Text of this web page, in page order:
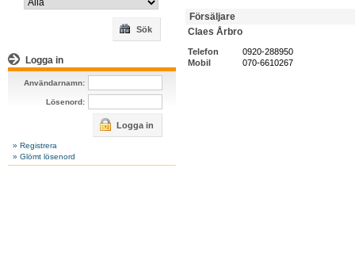
Sök
Logga in
Användarnamn:
Lösenord:
Logga in
» Registrera
» Glömt lösenord
Försäljare
Claes Årbro
Telefon
0920-288950
Mobil
070-6610267